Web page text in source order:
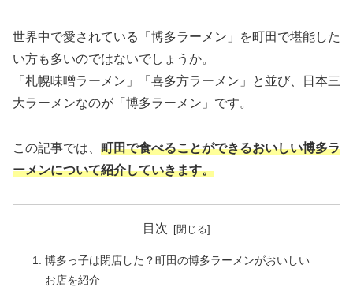
世界中で愛されている「博多ラーメン」を町田で堪能した
い方も多いのではないでしょうか。
「札幌味噌ラーメン」「喜多方ラーメン」と並び、日本三
大ラーメンなのが「博多ラーメン」です。
この記事では、 町田で食べることができるおいしい博多ラ
ーメンについて紹介していきます。
目次
博多っ子は閉店した？町田の博多ラーメンがおいしい
お店を紹介